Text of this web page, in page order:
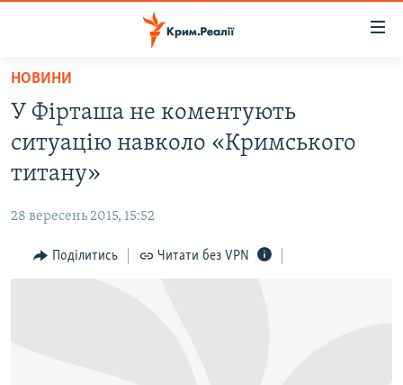
Перейти
основного
матеріалу
Перейти
до
основної
навігації
Перейти
до
ВОДА.КРИМ
ВІДЕО ТА ФОТО
БЛОГИ
ПОГЛЯД
НОВИНИ
У Фірташа не коментують
ситуацію навколо «Кримського
титану»
28 вересень 2015, 15:52
Поділитись Читати без VPN